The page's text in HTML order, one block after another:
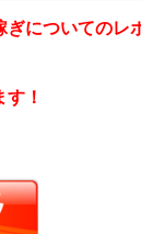
についてのレ
！